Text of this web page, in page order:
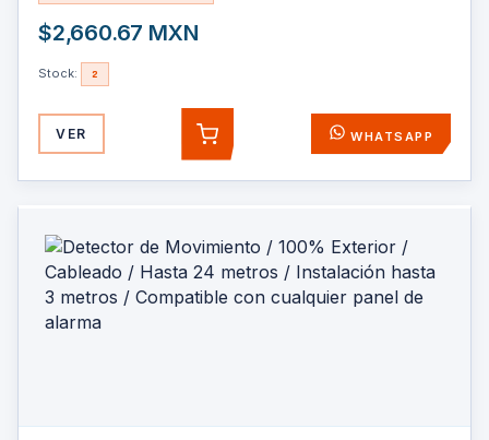
$2,660.67 MXN
Stock: 2
VER AGREGAR WHATSAPP